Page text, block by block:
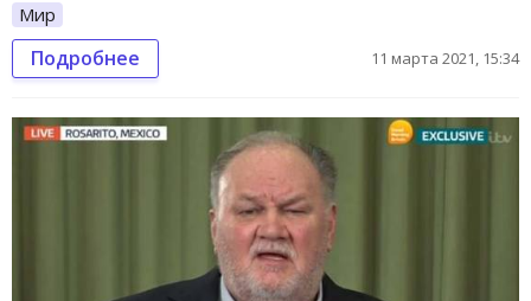
Мир
Подробнее 11 марта 2021, 15:34